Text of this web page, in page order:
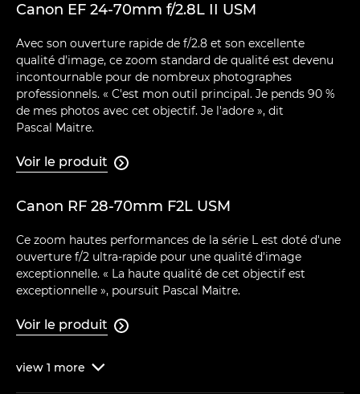
Canon EF 24-70mm f/2.8L II USM
Avec son ouverture rapide de f/2.8 et son excellente
qualité d'image, ce zoom standard de qualité est devenu
incontournable pour de nombreux photographes
professionnels. « C'est mon outil principal. Je pends 90 %
de mes photos avec cet objectif. Je l'adore », dit
Pascal Maitre.
Voir le produit 
Canon RF 28-70mm F2L USM
Ce zoom hautes performances de la série L est doté d'une
ouverture f/2 ultra-rapide pour une qualité d'image
exceptionnelle. « La haute qualité de cet objectif est
exceptionnelle », poursuit Pascal Maitre.
Voir le produit 
view 1 more 